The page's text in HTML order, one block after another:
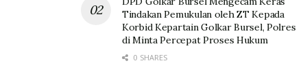
Tindakan Pemukulan oleh ZT Kepada
Korbid Kepartain Golkar Bursel, Polres
di Minta Percepat Proses Hukum
0 SHARES